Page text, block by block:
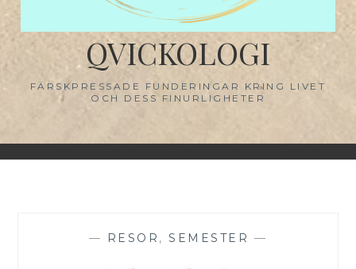
QVICKOLOGI
FÄRSKPRESSADE FUNDERINGAR KRING LIVET
OCH DESS FINURLIGHETER
— RESOR ,SEMESTER —